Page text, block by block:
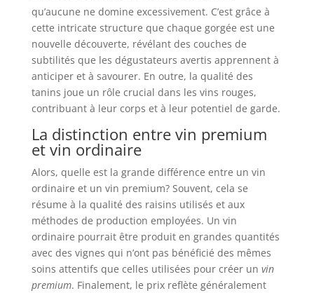
qu’aucune ne domine excessivement. C’est grâce à
cette intricate structure que chaque gorgée est une
nouvelle découverte, révélant des couches de
subtilités que les dégustateurs avertis apprennent à
anticiper et à savourer. En outre, la qualité des
tanins joue un rôle crucial dans les vins rouges,
contribuant à leur corps et à leur potentiel de garde.
La distinction entre vin premium
et vin ordinaire
Alors, quelle est la grande différence entre un vin
ordinaire et un vin premium? Souvent, cela se
résume à la qualité des raisins utilisés et aux
méthodes de production employées. Un vin
ordinaire pourrait être produit en grandes quantités
avec des vignes qui n’ont pas bénéficié des mêmes
soins attentifs que celles utilisées pour créer un vin
premium. Finalement, le prix reflète généralement